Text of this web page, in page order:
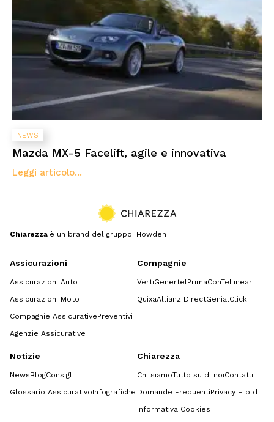
NEWS
Mazda MX-5 Facelift, agile e innovativa
Leggi articolo...
Chiarezza è un brand del gruppo Howden
Assicurazioni
Assicurazioni Auto
Assicurazioni Moto
Compagnie AssicurativePreventivi
Agenzie Assicurative
Compagnie
VertiGenertel PrimaConTeLinear
QuixaAllianz DirectGenialClick
Notizie
NewsBlogConsigli
Glossario AssicurativoInfografiche
Chiarezza
Chi siamoTutto su di noiContatti
Domande FrequentiPrivacy – old
Informativa Cookies